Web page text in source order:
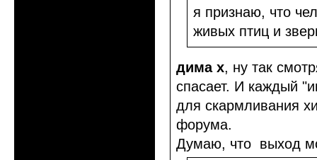
я признаю, что
живых птиц и
дима х, ну так
спасает. И каждый
для скармливания
форума.
Думаю, что выход